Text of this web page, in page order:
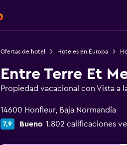
Ofertas de hotel Hoteles en Europa
Entre Terre Et
Propiedad vacacional con Vista a
14600 Honfleur, Baja Normandía
7,9 Bueno 1.802 calificaciones